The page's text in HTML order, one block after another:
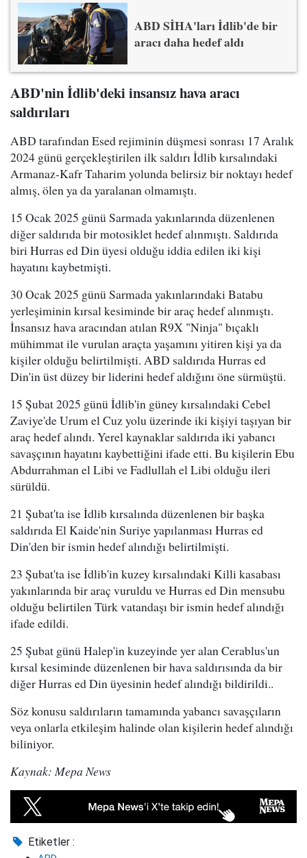
ABD SİHA'ları İdlib'de bir
aracı daha hedef aldı
ABD'nin İdlib'deki insansız hava aracı
saldırıları
ABD tarafından Esed rejiminin düşmesi sonrası 17 Aralık
2024 günü gerçekleştirilen ilk saldırı İdlib kırsalındaki
Armanaz-Kafr Taharim yolunda belirsiz bir noktayı hedef
almış, ölen ya da yaralanan olmamıştı.
15 Ocak 2025 günü Sarmada yakınlarında düzenlenen
diğer saldırıda bir motosiklet hedef alınmıştı. Saldırıda
biri Hurras ed Din üyesi olduğu iddia edilen iki kişi
hayatını kaybetmişti.
30 Ocak 2025 günü Sarmada yakınlarındaki Batabu
yerleşiminin kırsal kesiminde bir araç hedef alınmıştı.
İnsansız hava aracından atılan R9X "Ninja" bıçaklı
mühimmat ile vurulan araçta yaşamını yitiren kişi ya da
kişiler olduğu belirtilmişti. ABD saldırıda Hurras ed
Din'in üst düzey bir liderini hedef aldığını öne sürmüştü.
15 Şubat 2025 günü İdlib'in güney kırsalındaki Cebel
Zaviye'de Urum el Cuz yolu üzerinde iki kişiyi taşıyan bir
araç hedef alındı. Yerel kaynaklar saldırıda iki yabancı
savaşçının hayatını kaybettiğini ifade etti. Bu kişilerin Ebu
Abdurrahman el Libi ve Fadlullah el Libi olduğu ileri
sürüldü.
21 Şubat'ta ise İdlib kırsalında düzenlenen bir başka
saldırıda El Kaide'nin Suriye yapılanması Hurras ed
Din'den bir ismin hedef alındığı belirtilmişti.
23 Şubat'ta ise İdlib'in kuzey kırsalındaki Killi kasabası
yakınlarında bir araç vuruldu ve Hurras ed Din mensubu
olduğu belirtilen Türk vatandaşı bir ismin hedef alındığı
ifade edildi.
25 Şubat günü Halep'in kuzeyinde yer alan Cerablus'un
kırsal kesiminde düzenlenen bir hava saldırısında da bir
diğer Hurras ed Din üyesinin hedef alındığı bildirildi..
Söz konusu saldırıların tamamında yabancı savaşçıların
veya onlarla etkileşim halinde olan kişilerin hedef alındığı
biliniyor.
Kaynak: Mepa News
Etiketler :